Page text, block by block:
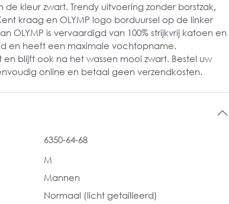
de kleur zwart. Trendy uitvoering zonder borstzak,
kraag en OLYMP logo borduursel op de linker
OLYMP is vervaardigd van 100% strijkvrij katoen en
en heeft een maximale vochtopname.
blijft ook na het wassen mooi zwart. Bestel uw
online en betaal geen verzendkosten.
6350-64-68
M
Mannen
Normaal (licht getailleerd)